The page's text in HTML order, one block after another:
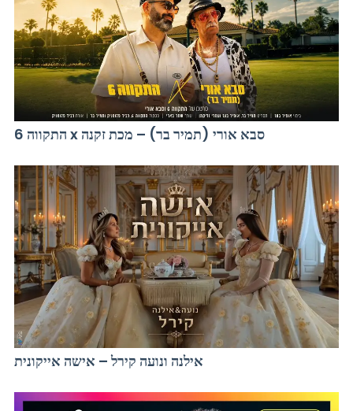
התקווה 6 x סבא אורי (תמיר בר) – מכת זקנה
אילנה ונועה קירל – אישה אייקונית